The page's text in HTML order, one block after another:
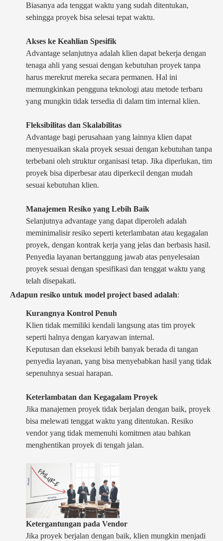
Biasanya ada tenggat waktu yang sudah ditentukan,
sehingga proyek bisa selesai tepat waktu.
Akses ke Keahlian Spesifik
Advantage selanjutnya adalah klien dapat bekerja dengan
tenaga ahli yang sesuai dengan kebutuhan proyek tanpa
harus merekrut mereka secara permanen. Hal ini
memungkinkan pengguna teknologi atau metode terbaru
yang mungkin tidak tersedia di dalam tim internal klien.
Fleksibilitas dan Skalabilitas
Advantage bagi perusahaan yang lainnya klien dapat
menyesuaikan skala proyek sesuai dengan kebutuhan tanpa
terbebani oleh struktur organisasi tetap. Jika diperlukan, tim
proyek bisa diperbesar atau diperkecil dengan mudah
sesuai kebutuhan klien.
Manajemen Resiko yang Lebih Baik
Selanjutnya advantage yang dapat diperoleh adalah
meminimalisir resiko seperti keterlambatan atau kegagalan
proyek, dengan kontrak kerja yang jelas dan berbasis hasil.
Penyedia layanan bertanggung jawab atas penyelesaian
proyek sesuai dengan spesifikasi dan tenggat waktu yang
telah disepakati.
Adapun resiko untuk model project based adalah:
Kurangnya Kontrol Penuh
Klien tidak memiliki kendali langsung atas tim proyek
seperti halnya dengan karyawan internal.
Keputusan dan eksekusi lebih banyak berada di tangan
penyedia layanan, yang bisa menyebabkan hasil yang tidak
sepenuhnya sesuai harapan.
Keterlambatan dan Kegagalam Proyek
Jika manajemen proyek tidak berjalan dengan baik, proyek
bisa melewati tenggat waktu yang ditentukan. Resiko
vendor yang tidak memenuhi komitmen atau bahkan
menghentikan proyek di tengah jalan.
Ketergantungan pada Vendor
Jika proyek berjalan dengan baik, klien mungkin menjadi